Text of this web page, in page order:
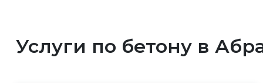
Услуги по бетону в